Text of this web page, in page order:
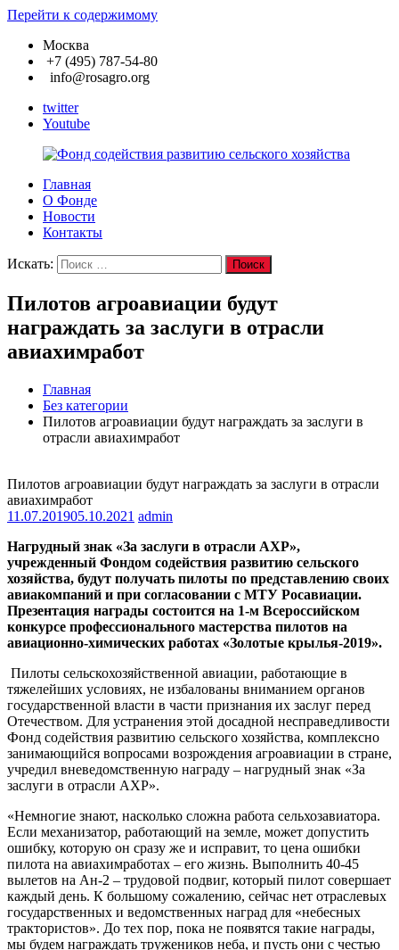
Перейти к содержимому
Москва
+7 (495) 787-54-80
info@rosagro.org
twitter
Youtube
Фонд
содействия
развитию
хозяйства
Главная
О Фонде
Новости
Контакты
Искать: Поиск
Пилотов агроавиации будут
награждать за заслуги в отрасли
авиахимработ
Главная
Без категории
Пилотов агроавиации будут награждать за заслуги в
отрасли авиахимработ
Пилотов агроавиации будут награждать за заслуги в отрасли
авиахимработ
11.07.201905.10.2021 admin
Нагрудный знак «За заслуги в отрасли АХР»,
учрежденный Фондом содействия развитию сельского
хозяйства, будут получать пилоты по представлению своих
авиакомпаний и при согласовании с МТУ Росавиации.
Презентация награды состоится на 1-м Всероссийском
конкурсе профессионального мастерства пилотов на
авиационно-химических работах «Золотые крылья-2019».
Пилоты сельскохозяйственной авиации, работающие в
тяжелейших условиях, не избалованы вниманием органов
государственной власти в части признания их заслуг перед
Отечеством. Для устранения этой досадной несправедливости
Фонд содействия развитию сельского хозяйства, комплексно
занимающийся вопросами возрождения агроавиации в стране,
учредил вневедомственную награду – нагрудный знак «За
заслуги в отрасли АХР».
«Немногие знают, насколько сложна работа сельхозавиатора.
Если механизатор, работающий на земле, может допустить
ошибку, которую он сразу же и исправит, то цена ошибки
пилота на авиахимработах – его жизнь. Выполнить 40-45
вылетов на Ан-2 – трудовой подвиг, который пилот совершает
каждый день. К большому сожалению, сейчас нет отраслевых
государственных и ведомственных наград для «небесных
трактористов». До тех пор, пока не появятся такие награды,
мы будем награждать тружеников неба, и пусть они с честью